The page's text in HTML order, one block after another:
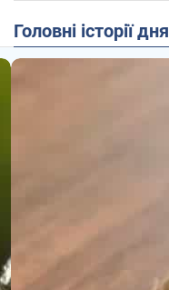
Головні історії дня